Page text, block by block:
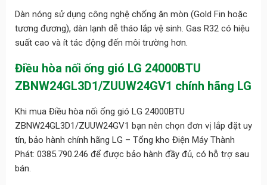
Dàn nóng sử dụng công nghệ chống ăn mòn (Gold Fin hoặc
tương đương), dàn lạnh dễ tháo lắp vệ sinh. Gas R32 có hiệu
suất cao và ít tác động đến môi trường hơn.
Điều hòa nối ống gió LG 24000BTU
ZBNW24GL3D1/ZUUW24GV1 chính hãng LG
Khi mua Điều hòa nối ống gió LG 24000BTU
ZBNW24GL3D1/ZUUW24GV1 bạn nên chọn đơn vị lắp đặt uy
tín, bảo hành chính hãng LG – Tổng kho Điện Máy Thành
Phát: 0385.790.246 để được bảo hành đầy đủ, có hỗ trợ sau
bán.